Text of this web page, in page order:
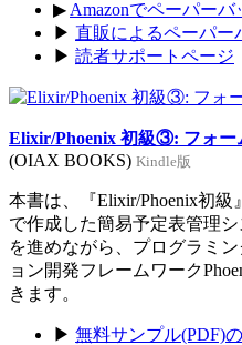
▶ Amazonでペーパーバ
▶ 直販によるペーパー
▶ 読者サポートページ
Elixir/Phoenix 初級③: フォー
(OIAX BOOKS) Kindle版
本書は、『Elixir/Phoenix初
で作成した簡易予定表管理シ
を進めながら、プログラミ
ョン開発フレームワーク
きます。
▶ 無料サンプル(PDF)